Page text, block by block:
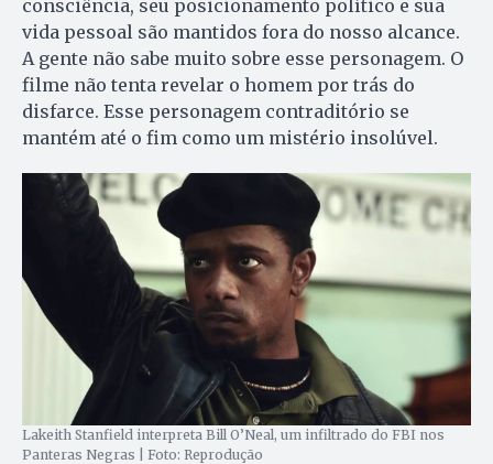
consciência, seu posicionamento político e sua
vida pessoal são mantidos fora do nosso alcance.
A gente não sabe muito sobre esse personagem. O
filme não tenta revelar o homem por trás do
disfarce. Esse personagem contraditório se
mantém até o fim como um mistério insolúvel.
Lakeith Stanfield interpreta Bill O’Neal, um infiltrado do FBI nos
Panteras Negras | Foto: Reprodução